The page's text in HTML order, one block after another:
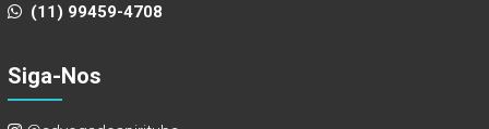
(11) 99459-4708
Siga-Nos